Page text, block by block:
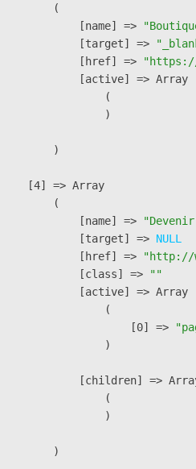
        (
            [name] =>
            [target] =>
            [href] =>
"https://
            [active] => Array
                (
                )
        )
    [4] => Array
        (
            [name] =>
"Devenir
            [target] =>
NULL
            [href] =>
"http://
            [class] =>
""
            [active] => Array
                (
                    [0] =>
                )
[children] =>
                (
                )
        )